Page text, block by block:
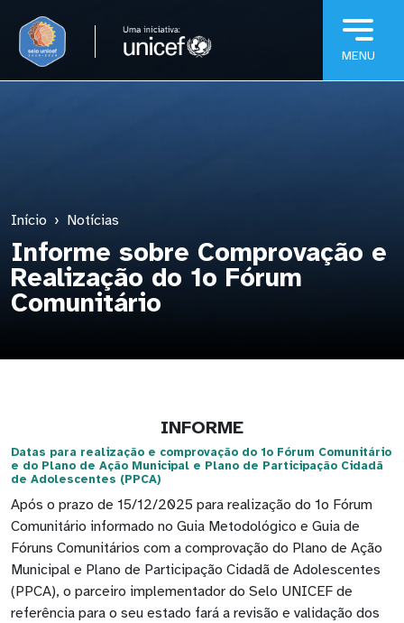
Início Notícias
Informe sobre Comprovação e
Realização do 1o Fórum
Comunitário
INFORME
Datas para realização e comprovação do 1o Fórum Comunitário
e do Plano de Ação Municipal e Plano de Participação Cidadã
de Adolescentes (PPCA)
Após o prazo de 15/12/2025 para realização do 1o Fórum
Comunitário informado no Guia Metodológico e Guia de
Fóruns Comunitários com a comprovação do Plano de Ação
Municipal e Plano de Participação Cidadã de Adolescentes
(PPCA), o parceiro implementador do Selo UNICEF de
referência para o seu estado fará a revisão e validação dos